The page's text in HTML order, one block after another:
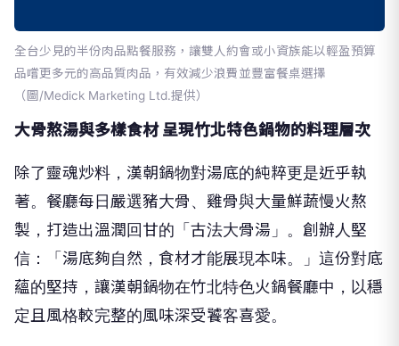
全台少見的半份肉品點餐服務，讓雙人約會或小資族能以輕盈預算
品嚐更多元的高品質肉品，有效減少浪費並豐富餐桌選擇
（圖/Medick Marketing Ltd.提供）
大骨熬湯與多樣食材 呈現竹北特色鍋物的料理層次
除了靈魂炒料，漢朝鍋物對湯底的純粹更是近乎執
著。餐廳每日嚴選豬大骨、雞骨與大量鮮蔬慢火熬
製，打造出溫潤回甘的「古法大骨湯」。創辦人堅
信：「湯底夠自然，食材才能展現本味。」這份對底
蘊的堅持，讓漢朝鍋物在竹北特色火鍋餐廳中，以穩
定且風格較完整的風味深受饕客喜愛。